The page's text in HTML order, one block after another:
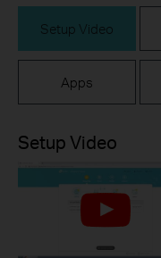
Setup Video
Apps
Setup Video